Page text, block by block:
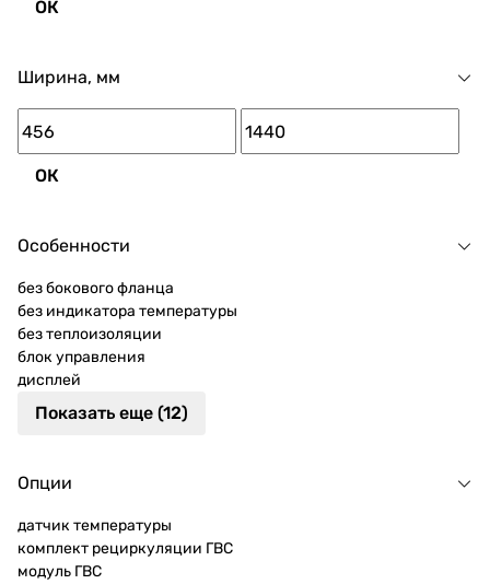
ОК
Ширина, мм
ОК
Особенности
без бокового фланца
без индикатора температуры
без теплоизоляции
блок управления
дисплей
Показать еще (12)
Опции
датчик температуры
комплект рециркуляции ГВС
модуль ГВС